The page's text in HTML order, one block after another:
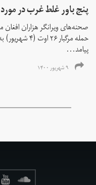
پنج باور غلط غرب در
صحنه‌های ویرانگر هزاران افغان
حمله مرگبار
پیامد...
۹ شهریور ۱۴۰۰